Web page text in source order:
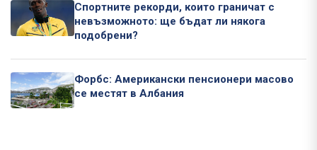
Спортните рекорди, които граничат с
невъзможното: ще бъдат ли някога
подобрени?
Форбс: Американски пенсионери масово
се местят в Албания